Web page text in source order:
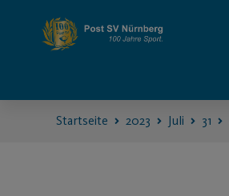
Startseite 2023 Juli 31